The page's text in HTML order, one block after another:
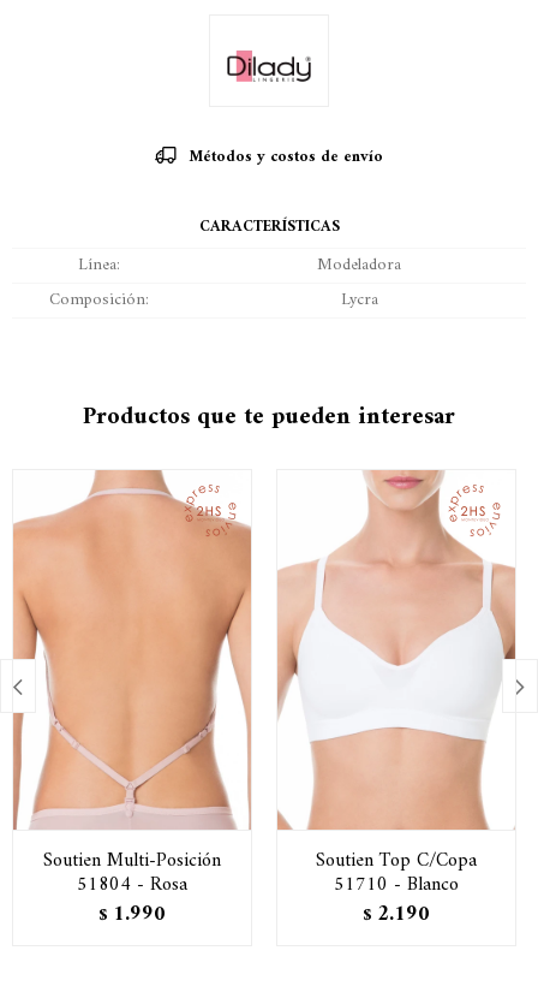
Métodos y costos de envío
CARACTERÍSTICAS
Línea
Modeladora
Composición
Lycra
Productos que te pueden interesar
Soutien Multi-Posición
51804 - Rosa
$ 1.990
Soutien Top C/Copa
51710 - Blanco
$ 2.190
 